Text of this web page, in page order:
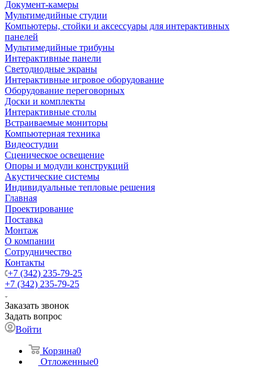
Документ-камеры
Мультимедийные студии
Компьютеры, стойки и аксессуары для интерактивных
панелей
Мультимедийные трибуны
Интерактивные панели
Светодиодные экраны
Интерактивные игровое оборудование
Оборудование переговорных
Доски и комплекты
Интерактивные столы
Встраиваемые мониторы
Компьютерная техника
Видеостудии
Cценическое освещение
Опоры и модули конструкций
Акустические системы
Индивидуальные тепловые решения
Главная
Проектирование
Поставка
Монтаж
О компании
Сотрудничество
Контакты
+7 (342) 235-79-25
+7 (342) 235-79-25
Заказать звонок
Задать вопрос
Войти
Корзина0
Отложенные0